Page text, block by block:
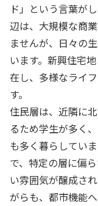
ド」という言葉が
辺は、大規模な商
ませんが、日々の
います。新興住宅
在し、多様なライ
す。
住民層は、近隣に
るため学生が多く
も多く暮らしてい
で、特定の層に偏
い雰囲気が醸成さ
がらも、都市機能